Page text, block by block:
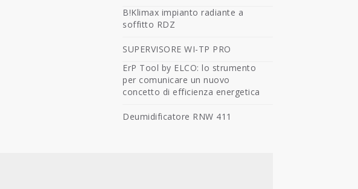
B!Klimax impianto radiante a
soffitto RDZ
SUPERVISORE WI-TP PRO
ErP Tool by ELCO: lo strumento
per comunicare un nuovo
concetto di efficienza energetica
Deumidificatore RNW 411